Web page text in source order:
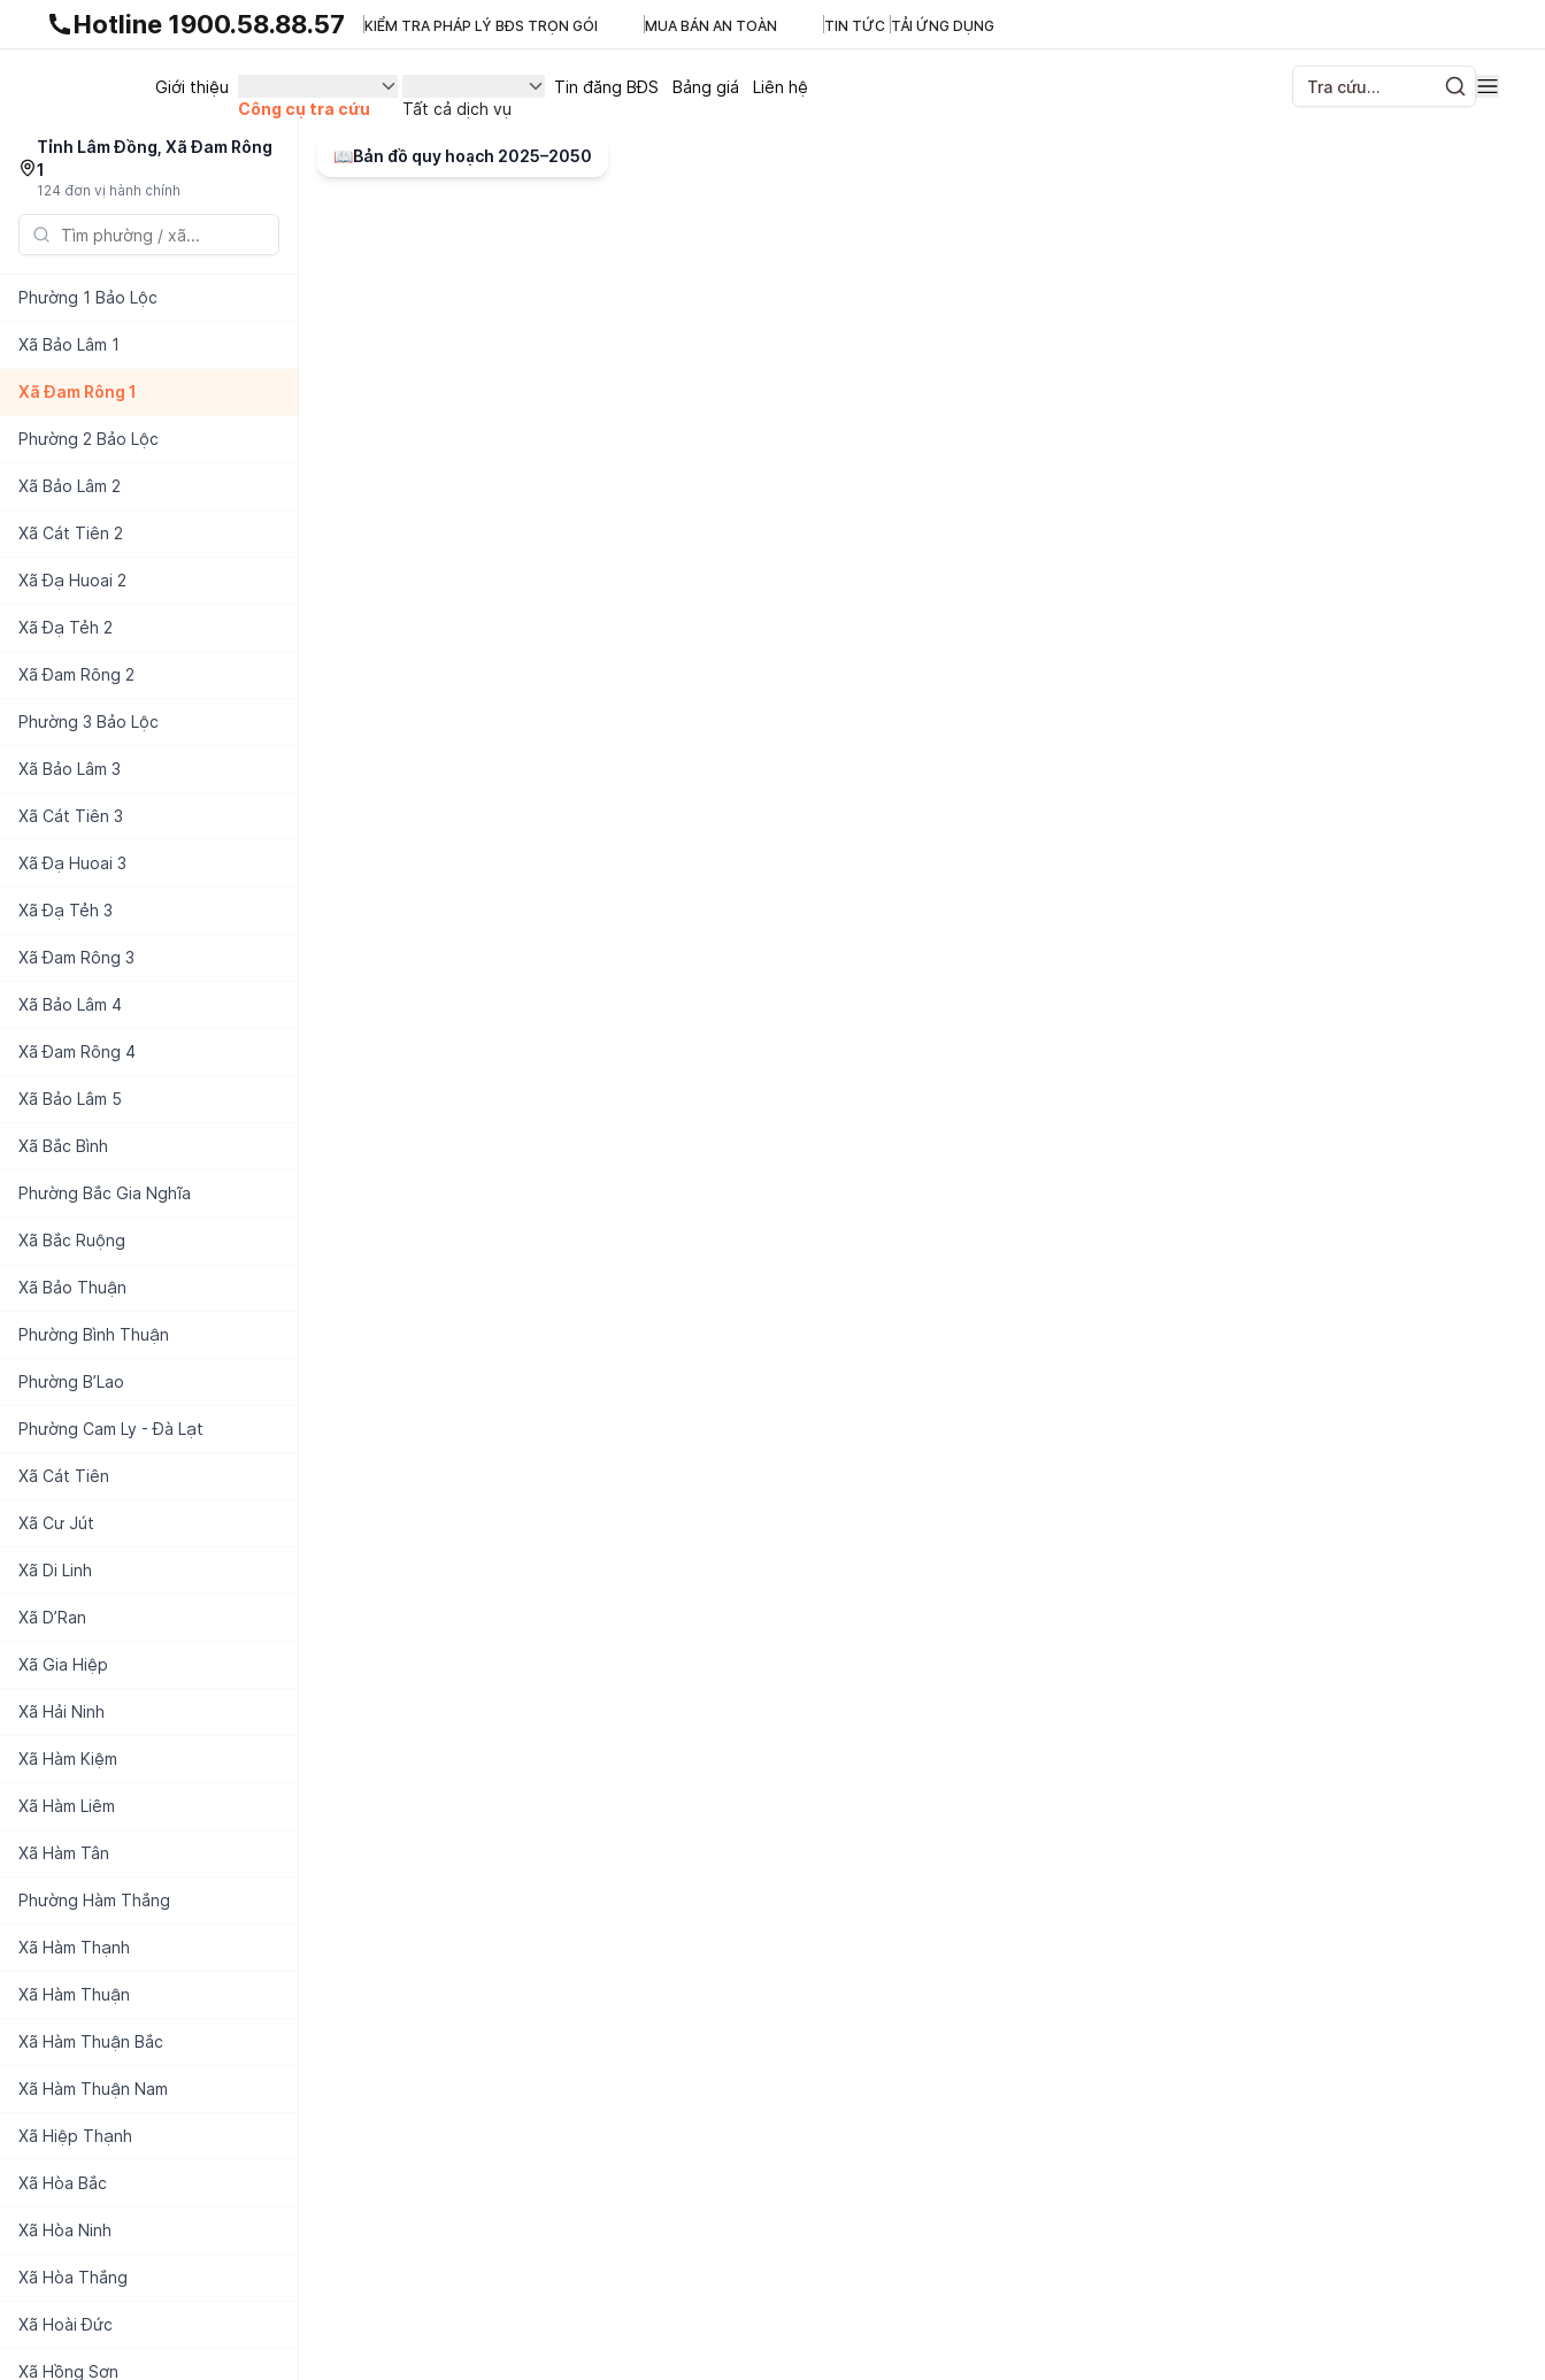
Gnhà production - v1.0.0
Hotline 1900.58.88.57 KIỂM TRA PHÁP LÝ BĐS TRỌN GÓI MUA BÁN AN TOÀN TIN TỨC TẢI ỨNG DỤNG
Giới thiệu
Công cụ tra cứu
Tất cả dịch vụ
Tin đăng BĐS Bảng giá Liên hệ
Tỉnh Lâm Đồng, Xã Đam Rông
1
124 đơn vị hành chính
Phường 1 Bảo Lộc
Xã Bảo Lâm 1
Xã Đam Rông 1
Phường 2 Bảo Lộc
Xã Bảo Lâm 2
Xã Cát Tiên 2
Xã Đạ Huoai 2
Xã Đạ Tẻh 2
Xã Đam Rông 2
Phường 3 Bảo Lộc
Xã Bảo Lâm 3
Xã Cát Tiên 3
Xã Đạ Huoai 3
Xã Đạ Tẻh 3
Xã Đam Rông 3
Xã Bảo Lâm 4
Xã Đam Rông 4
Xã Bảo Lâm 5
Xã Bắc Bình
Phường Bắc Gia Nghĩa
Xã Bắc Ruộng
Xã Bảo Thuận
Phường Bình Thuận
Phường B’Lao
Phường Cam Ly - Đà Lạt
Xã Cát Tiên
Xã Cư Jút
Xã Di Linh
Xã D’Ran
Xã Gia Hiệp
Xã Hải Ninh
Xã Hàm Kiệm
Xã Hàm Liêm
Xã Hàm Tân
Phường Hàm Thắng
Xã Hàm Thạnh
Xã Hàm Thuận
Xã Hàm Thuận Bắc
Xã Hàm Thuận Nam
Xã Hiệp Thạnh
Xã Hòa Bắc
Xã Hòa Ninh
Xã Hòa Thắng
Xã Hoài Đức
Xã Hồng Sơn
📖Bản đồ quy hoạch 2025–2050